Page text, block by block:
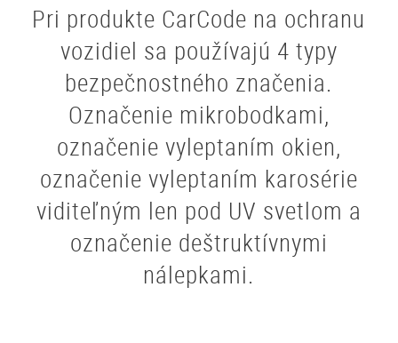
Pri produkte CarCode na ochranu
vozidiel sa používajú 4 typy
bezpečnostného značenia.
Označenie mikrobodkami,
označenie vyleptaním okien,
označenie vyleptaním karosérie
viditeľným len pod UV svetlom a
označenie deštruktívnymi
nálepkami.